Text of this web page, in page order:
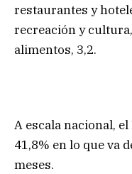
restaurantes y
recreación y
alimentos, 3,2.
A escala nacional,
41,8% en lo que va
meses.